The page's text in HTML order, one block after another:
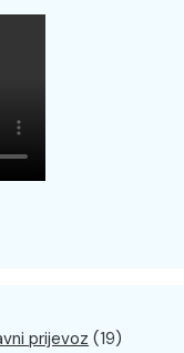
prijevoz (19)